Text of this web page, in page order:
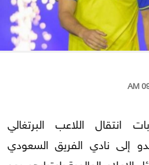
انتقال اللاعب البرتغالي
إلى نادي الفريق السعودي